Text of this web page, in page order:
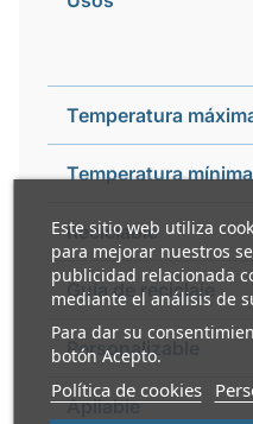
Este sitio web utiliza
para mejorar nuestros
publicidad relacionada
mediante el análisis de
Para dar su
botón Acepto.
Política de cookies
Temperatura
Temperatura mínima
Reciclable
Guía de reciclaje
Personalizable
Apilable